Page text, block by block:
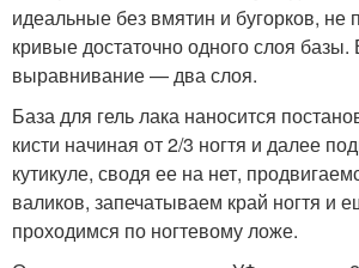
идеальные без вмятин и бугорков, не
кривые достаточно одного слоя базы.
выравнивание — два слоя.
База для гель лака наносится
кисти начиная от 2/3 ногтя и далее
кутикуле, сводя ее на нет,
валиков, запечатываем край ногтя и
проходимся по ногтевому ложе.